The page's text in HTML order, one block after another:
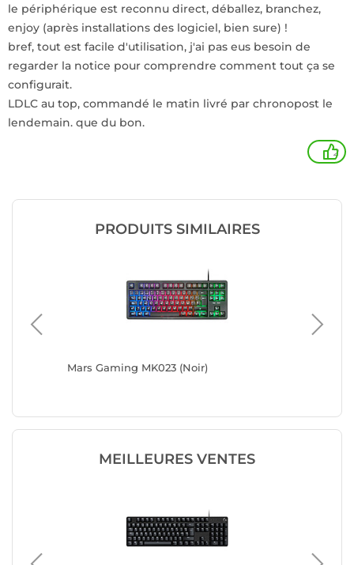
le périphérique est reconnu direct, déballez, branchez,
enjoy (après installations des logiciel, bien sure) !
bref, tout est facile d'utilisation, j'ai pas eus besoin de
regarder la notice pour comprendre comment tout ça se
configurait.
LDLC au top, commandé le matin livré par chronopost le
lendemain. que du bon.
2
PRODUITS SIMILAIRES
Mars Gaming MK023 (Noir)
MEILLEURES VENTES